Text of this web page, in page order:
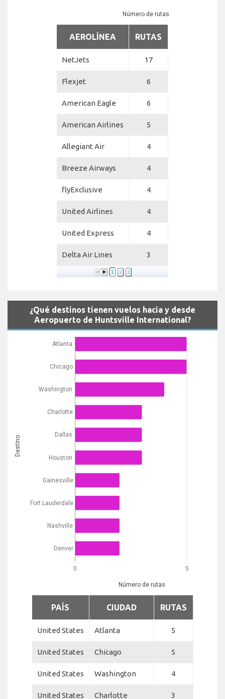
Número de rutas
AEROLÍNEA RUTAS
NetJets 17
Flexjet 6
American Eagle 6
American Airlines 5
Allegiant Air 4
Breeze Airways 4
flyExclusive 4
United Airlines 4
United Express 4
Delta Air Lines 3
1 2 3
¿Qué destinos tienen vuelos hacia y desde
Aeropuerto de Huntsville International?
0 5
Número de rutas
Atlanta
Chicago
Washington
Charlotte
Dallas
Houston
Gainesville
Fort Lauderdale
Nashville
Denver
Destino
PAÍS CIUDAD RUTAS
United States Atlanta 5
United States Chicago 5
United States Washington 4
United States Charlotte 3